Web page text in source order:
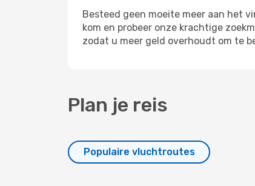
Besteed geen moeite meer aan het
kom en probeer onze krachtige
zodat u meer geld overhoudt om te
Plan je reis
Populaire vluchtroutes